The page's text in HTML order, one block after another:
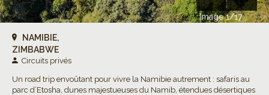
Image 1/17
NAMIBIE,
ZIMBABWE
Circuits privés
Un road trip envoûtant pour vivre la Namibie autrement : safaris au
parc d’Etosha, dunes majestueuses du Namib, étendues désertiques